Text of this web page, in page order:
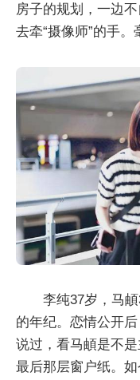
房子的规划，一边
去牵“摄像师”的手。
李纯37岁，马
的年纪。恋情公开
说过，看马頔是不
最后那层窗户纸。